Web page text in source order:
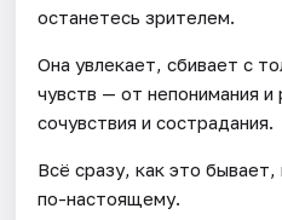
останетесь зрителем.
Она увлекает, сбивает с
чувств — от непонимания и
сочувствия и сострадания.
Всё сразу, как это бывает,
по-настоящему.